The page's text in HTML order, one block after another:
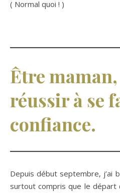
( Normal quoi ! )
Être maman,
réussir à se
confiance.
Depuis début septembre, j’ai
surtout compris que le départ